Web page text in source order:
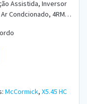
Assistida, Inversor
Condcionado, 4RM…
McCormick, X5.45 HC